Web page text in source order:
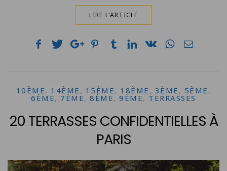
LIRE L'ARTICLE
10ÈME, 14ÈME , 15ÈME, 18ÈME , 3ÈME , 5ÈME ,
6ÈME, 7ÈME,8ÈME,9ÈME, TERRASSES
20 TERRASSES CONFIDENTIELLES À
PARIS